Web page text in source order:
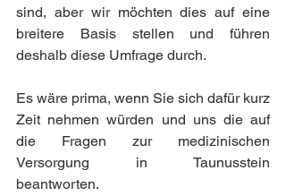
sind, aber wir möchten dies auf eine
breitere Basis stellen und führen
deshalb diese Umfrage durch.
Es wäre prima, wenn Sie sich dafür kurz
Zeit nehmen würden und uns die auf
die Fragen zur medizinischen
Versorgung in Taunusstein
beantworten.